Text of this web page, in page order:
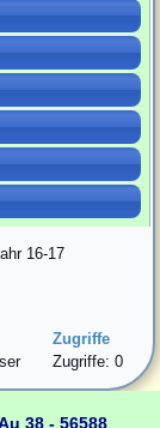
16-17
Zugriffe
Zugriffe: 0
38 - 56588